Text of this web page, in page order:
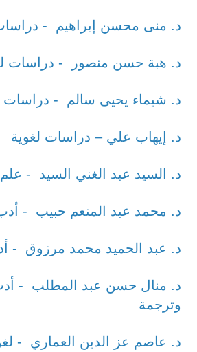
د. منى محسن إبراهيم -
د. هبة حسن منصور - دراسات
د. شيماء يحيى سالم - دراسات
د. إيهاب علي – دراسات لغوية
د. السيد عبد الغني السيد -
د. محمد عبد المنعم حبيب -
د. عبد الحميد محمد مرزوق -
د. منال حسن عبد المطلب -
وترجمة
د. عاصم عز الدين العماري -